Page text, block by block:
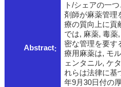
Abstract
ト/シェアの一
剤師が麻薬管理
療の質向上に貢
では, 麻薬, 毒薬
密な管理を要す
療用麻薬は, モ
ェンタニル, ケ
れらは法律に基
年9月30日付の